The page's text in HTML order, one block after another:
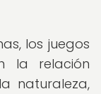
los juegos
la relación
naturaleza,